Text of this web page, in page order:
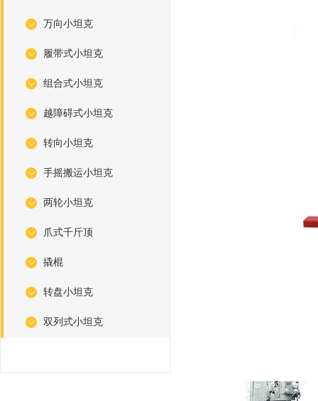
万向小坦克
履带式小坦克
组合式小坦克
越障碍式小坦克
转向小坦克
手摇搬运小坦克
两轮小坦克
爪式千斤顶
撬棍
转盘小坦克
双列式小坦克